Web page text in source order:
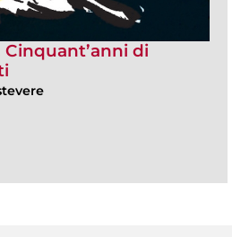
di